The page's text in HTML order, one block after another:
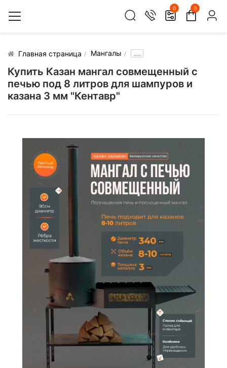
0 0
Главная страница Мангалы .....
Купить Казан мангал совмещенный с
печью под 8 литров для шампуров и
казана 3 мм "Кентавр"